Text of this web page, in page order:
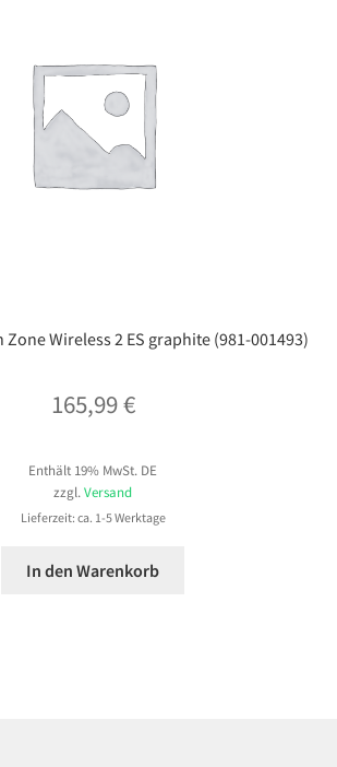
Zone Wireless 2 ES graphite (981-001493)
165,99€
Enthält 19% MwSt. DE
zzgl. Versand
Lieferzeit: ca. 1-5 Werktage
In den Warenkorb